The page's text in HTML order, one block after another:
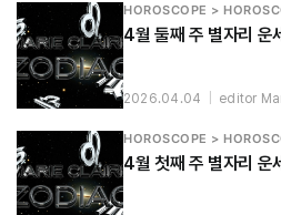
HOROSCOPE >
4월 둘째 주 별자리 운
2026.04.04 editor
HOROSCOPE >
4월 첫째 주 별자리 운